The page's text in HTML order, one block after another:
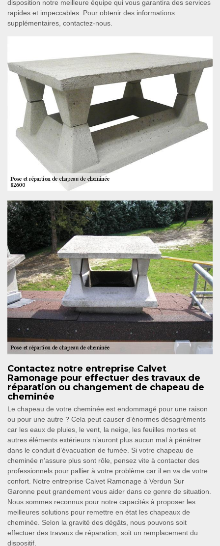
disposition notre meilleure équipe qui vous garantira des services
rapides et impeccables. Pour obtenir des informations
supplémentaires, contactez-nous.
Contactez notre entreprise Calvet
Ramonage pour effectuer des travaux de
réparation ou changement de chapeau de
cheminée
Le chapeau de votre cheminée est endommagé pour une raison
ou pour une autre ? Cela peut causer d’énormes désagréments
car les eaux de pluies, le vent, la neige, les feuilles mortes et
autres éléments extérieurs n’auront plus aucun mal à pénétrer
dans le conduit d’évacuation de fumée. Si votre chapeau de
cheminée n’assure plus sont rôle, pensez vite à contacter des
professionnels pour pallier à votre problème car il en va de votre
confort. Notre entreprise Calvet Ramonage à Verdun Sur
Garonne peut grandement vous aider dans ce genre de situation.
Nous sommes reconnus pour notre capacités à proposer les
meilleures solutions pour remettre en état les chapeaux de
cheminée. Selon la gravité des dégâts, nous pouvons soit
effectuer des travaux de réparation, soit un remplacement du
dispositif.